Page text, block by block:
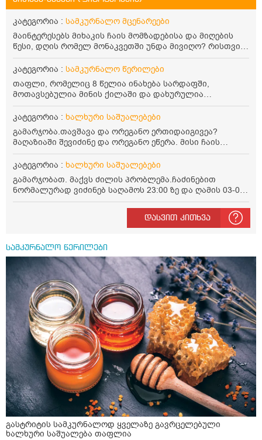
კატეგორია : სამკურნალო მცენარეები
მაინტერესებს მიხაკის ჩაის მომზადებისა და მიღების
წესი, დღის რომელ მონაკვეთში უნდა მივიღო? რისთვის
არის სასარგებლო და უკუჩვენება თუ აქვს
კატეგორია : სამკურნალო წერილები
თაფლი, რომელიც 8 წელია ინახება სარდაფში,
მოთავსებულია მინის ქილაში და დახურულია
პლასტმასის სახურავით. ექნება თუ არა შენარჩუნებული
სასარგებლო თვისებები და შეიძლება თუ არა მისი
კატეგორია : ხალხური საშუალებები
გამარჯობა.თავშავა და ორეგანო ერთიდაიგივეა?
მაღაზიაში შევიძინე და ორეგანო ეწერა. მისი ჩაის
დალევის წესი მაინტერესებს.რისთვის არის კარგი?
წავიკითხე რომ: 1 ჭიქა თბილ წყალში ჩავყაროთ 1 ჩაის
კოვზი დაქუცმაცებული და გამხმარი ორეგანო და
გავაჩეროთ 10-15 წუთი, მივიღოთო ჭამიდან 1-2 საათში.
მიზანი: ანტიოქსიდანტური და ანთების საწინააღმდეგო
თვისება. სწორია ეს ინფორმაცია? უკუჩვენება რა აქვს
და ბრონქულ ასთმას თუ შველის ორეგანოს ჩაი?
კატეგორია : ხალხური საშუალებები
გამარჯობათ. მაქვს ძილის პრობლემა.ჩაძინებით
ნორმალურად ვიძინებ საღამოს 23:00 ზე და ღამის 03-00
ან 04:00 საათზე მეღვიძება და მერე ვერ ვიძინებ
ვერაფრით.რამე ხალხური საშუალება თუ არის ამ
დასვით კითხვა
სამკურნალო წერილები
გასტრიტის სამკურნალოდ ყველაზე გავრცელებული
ხალხური საშუალება თაფლია